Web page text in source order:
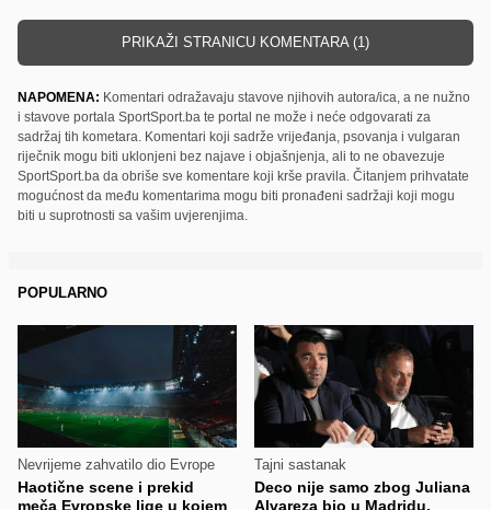
PRIKAŽI STRANICU KOMENTARA (1)
NAPOMENA: Komentari odražavaju stavove njihovih autora/ica, a ne nužno
i stavove portala SportSport.ba te portal ne može i neće odgovarati za
sadržaj tih kometara. Komentari koji sadrže vrijeđanja, psovanja i vulgaran
riječnik mogu biti uklonjeni bez najave i objašnjenja, ali to ne obavezuje
SportSport.ba da obriše sve komentare koji krše pravila. Čitanjem prihvatate
mogućnost da među komentarima mogu biti pronađeni sadržaji koji mogu
biti u suprotnosti sa vašim uvjerenjima.
POPULARNO
Nevrijeme zahvatilo dio Evrope
Haotične scene i prekid
meča Evropske lige u kojem
Tajni sastanak
Deco nije samo zbog Juliana
Alvareza bio u Madridu,